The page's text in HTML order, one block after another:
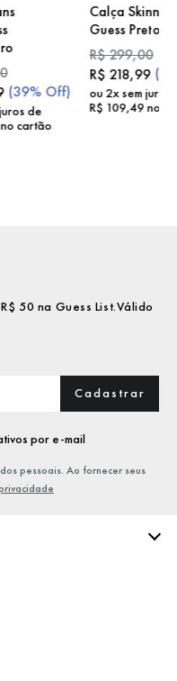
(39% Off)
de
no cartão
Calça Skinny
Guess Preto
R$299,00
R$ 218,99 (
ou 2x sem juros
R$ 109,49no
50 na Guess List.Válido
Cadastrar
por e-mail
pessoais. Ao fornecer seus